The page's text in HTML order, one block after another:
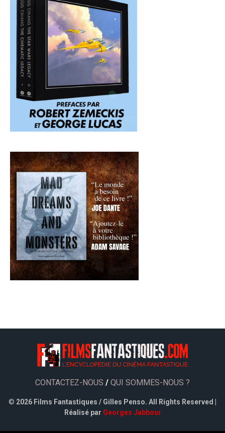
CONTACTEZ-NOUS / QUI SOMMES-NOUS ?
© 2026 Films Fantastiques / Gilles Penso. All Rights Reserved |
Réalisé par Georges Jabbour